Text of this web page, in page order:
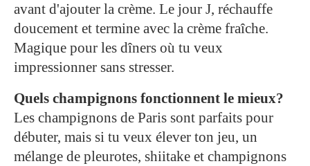
avant d'ajouter la crème. Le jour J, réchauffe
doucement et termine avec la crème fraîche.
Magique pour les dîners où tu veux
impressionner sans stresser.
Quels champignons fonctionnent le mieux?
Les champignons de Paris sont parfaits pour
débuter, mais si tu veux élever ton jeu, un
mélange de pleurotes, shiitake et champignons